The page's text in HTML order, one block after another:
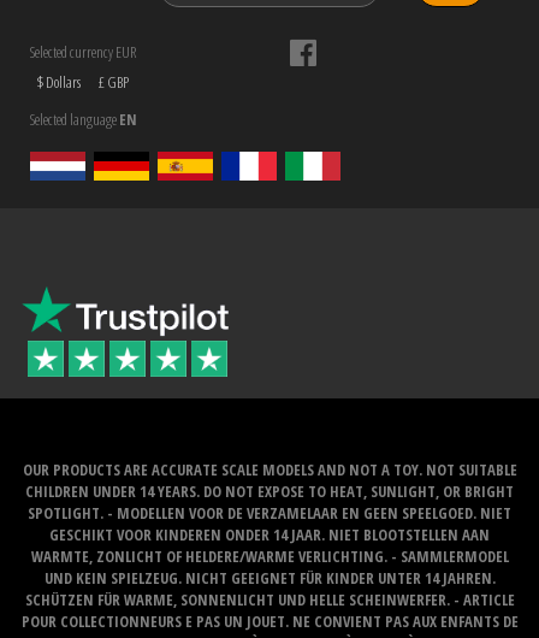
Selected currency EUR
$ Dollars
£ GBP
Selected languageEN
OUR PRODUCTS ARE ACCURATE SCALE MODELS AND NOT A TOY. NOT SUITABLE
CHILDREN UNDER 14 YEARS. DO NOT EXPOSE TO HEAT, SUNLIGHT, OR BRIGHT
SPOTLIGHT. - MODELLEN VOOR DE VERZAMELAAR EN GEEN SPEELGOED. NIET
GESCHIKT VOOR KINDEREN ONDER 14 JAAR. NIET BLOOTSTELLEN AAN
WARMTE, ZONLICHT OF HELDERE/WARME VERLICHTING. - SAMMLERMODEL
UND KEIN SPIELZEUG. NICHT GEEIGNET FÜR KINDER UNTER 14 JAHREN.
SCHÜTZEN FÜR WARME, SONNENLICHT UND HELLE SCHEINWERFER. - ARTICLE
POUR COLLECTIONNEURS E PAS UN JOUET. NE CONVIENT PAS AUX ENFANTS DE